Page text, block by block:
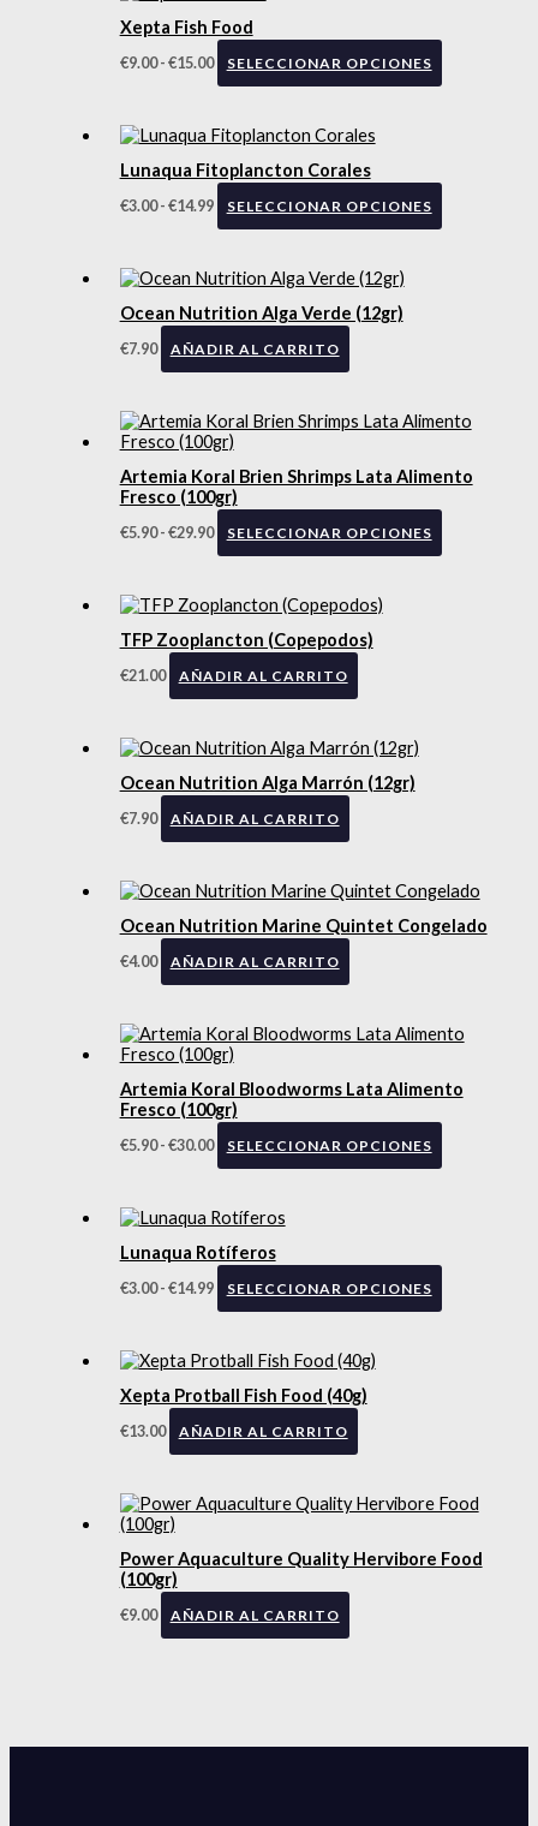
Xepta Fish Food
€9.00 -€15.00 SELECCIONAR OPCIONES
Lunaqua Fitoplancton Corales
€3.00 -€14.99 SELECCIONAR OPCIONES
Ocean Nutrition Alga Verde (12gr)
€7.90 AÑADIR AL CARRITO
Artemia Koral Brien Shrimps Lata Alimento
Fresco (100gr)
€5.90 -€29.90 SELECCIONAR OPCIONES
TFP Zooplancton (Copepodos)
€21.00 AÑADIR AL CARRITO
Ocean Nutrition Alga Marrón (12gr)
€7.90 AÑADIR AL CARRITO
Ocean Nutrition Marine Quintet Congelado
€4.00 AÑADIR AL CARRITO
Artemia Koral Bloodworms Lata Alimento
Fresco (100gr)
€5.90 -€30.00 SELECCIONAR OPCIONES
Lunaqua Rotíferos
€3.00 -€14.99 SELECCIONAR OPCIONES
Xepta Protball Fish Food (40g)
€13.00 AÑADIR AL CARRITO
Power Aquaculture Quality Hervibore Food
(100gr)
€9.00 AÑADIR AL CARRITO